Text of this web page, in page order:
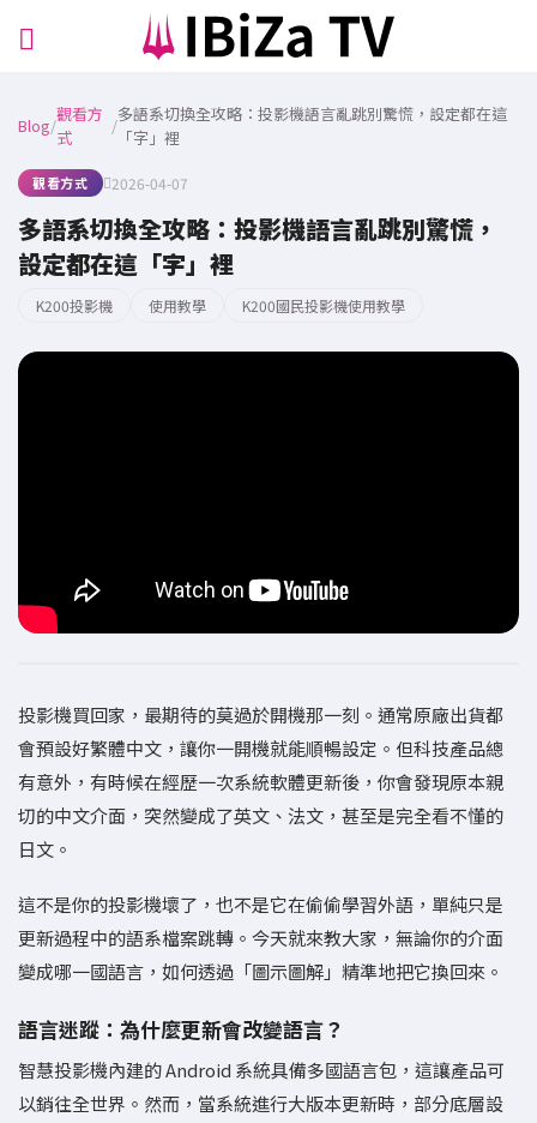
Blog/
觀看方
式
/
多語系切換全攻略：投影機語言亂跳別驚慌，設定都在這
「字」裡
觀看方式 2026-04-07
多語系切換全攻略：投影機語言亂跳別驚慌，
設定都在這「字」裡
K200投影機 使用教學 K200國民投影機使用教學
投影機買回家，最期待的莫過於開機那一刻。通常原廠出貨都
會預設好繁體中文，讓你一開機就能順暢設定。但科技產品總
有意外，有時候在經歷一次系統軟體更新後，你會發現原本親
切的中文介面，突然變成了英文、法文，甚至是完全看不懂的
日文。
這不是你的投影機壞了，也不是它在偷偷學習外語，單純只是
更新過程中的語系檔案跳轉。今天就來教大家，無論你的介面
變成哪一國語言，如何透過「圖示圖解」精準地把它換回來。
語言迷蹤：為什麼更新會改變語言？
智慧投影機內建的 Android 系統具備多國語言包，這讓產品可
以銷往全世界。然而，當系統進行大版本更新時，部分底層設